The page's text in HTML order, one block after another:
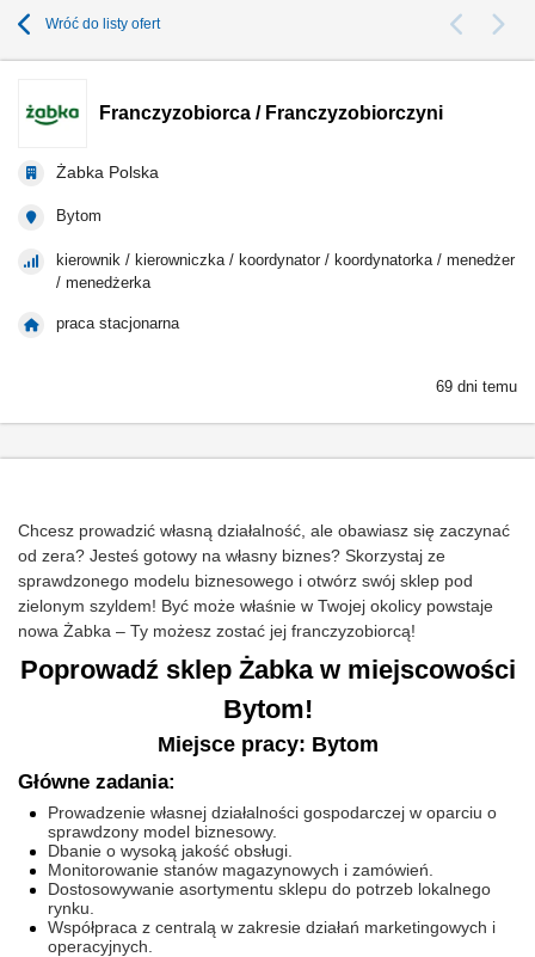
Wróć do listy ofert
Franczyzobiorca / Franczyzobiorczyni
Żabka Polska
Bytom
kierownik / kierowniczka / koordynator / koordynatorka / menedżer
/ menedżerka
praca stacjonarna
69 dni temu
Chcesz prowadzić własną działalność, ale obawiasz się zaczynać
od zera? Jesteś gotowy na własny biznes? Skorzystaj ze
sprawdzonego modelu biznesowego i otwórz swój sklep pod
zielonym szyldem! Być może właśnie w Twojej okolicy powstaje
nowa Żabka – Ty możesz zostać jej franczyzobiorcą!
Poprowadź sklep Żabka w miejscowości
Bytom!
Miejsce pracy: Bytom
Główne zadania:
Prowadzenie własnej działalności gospodarczej w oparciu o
sprawdzony model biznesowy.
Dbanie o wysoką jakość obsługi.
Monitorowanie stanów magazynowych i zamówień.
Dostosowywanie asortymentu sklepu do potrzeb lokalnego
rynku.
Współpraca z centralą w zakresie działań marketingowych i
operacyjnych.